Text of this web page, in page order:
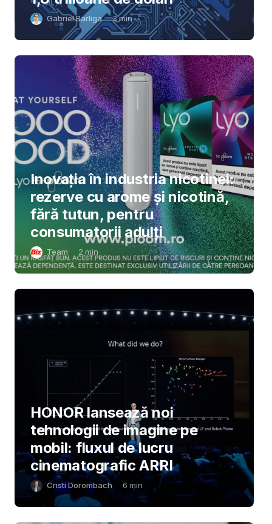
Gabriel Barliga 3min
Inovația în industria nicotinei:
rezerve cu arome și nicotină,
fără tutun, pentru
consumatorii adulți
Team 2 min
HONOR lansează noi
tehnologii de imagine pe
mobil: fluxul de lucru
cinematografic ARRI
Cristi Dorombach 6 min